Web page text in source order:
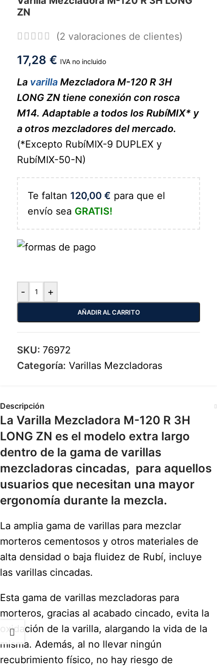
ZN
(2 valoraciones de clientes)
17,28 € IVA no incluido
La varilla Mezcladora M-120 R 3H
LONG ZN tiene conexión con rosca
M14. Adaptable a todos los RubíMIX* y
a otros mezcladores del mercado.
(*Excepto RubíMIX-9 DUPLEX y
RubíMIX-50-N)
Te faltan 120,00 € para que el
envío sea GRATIS!
- +
AÑADIR AL CARRITO
SKU: 76972
Categoría: Varillas Mezcladoras
Descripción
La Varilla Mezcladora M-120 R 3H
LONG ZN es el modelo extra largo
dentro de la gama de varillas
mezcladoras cincadas, para aquellos
usuarios que necesitan una mayor
ergonomía durante la mezcla.
La amplia gama de varillas para mezclar
morteros cementosos y otros materiales de
alta densidad o baja fluidez de Rubí, incluye
las varillas cincadas.
Esta gama de varillas mezcladoras para
morteros, gracias al acabado cincado, evita la
oxidación de la varilla, alargando la vida de la
misma. Además, al no llevar ningún
recubrimiento físico, no hay riesgo de